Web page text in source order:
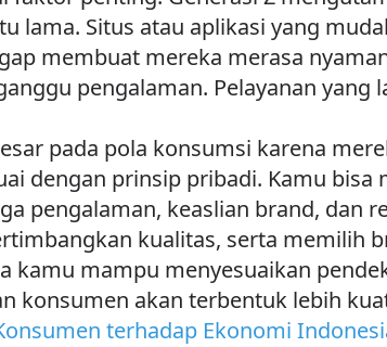
lama. Situs atau aplikasi yang
membuat mereka merasa
pengalaman. Pelayanan
pada pola konsumsi karena
dengan prinsip pribadi. Kamu
pengalaman, keaslian brand, dan
kualitas, serta memilih
kamu mampu menyesuaikan
konsumen akan terbentuk lebih
terhadap Ekonomi